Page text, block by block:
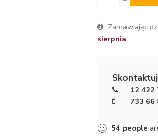
Zamawiając
sierpnia
12 422
733 66
54 people